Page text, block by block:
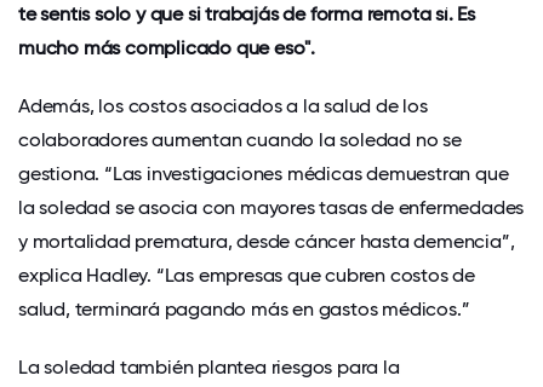
te sentís solo y que si trabajás de forma remota sí. Es
mucho más complicado que eso".
Además, los costos asociados a la salud de los
colaboradores aumentan cuando la soledad no se
gestiona. “Las investigaciones médicas demuestran que
la soledad se asocia con mayores tasas de enfermedades
y mortalidad prematura, desde cáncer hasta demencia”,
explica Hadley. “Las empresas que cubren costos de
salud, terminará pagando más en gastos médicos.”
La soledad también plantea riesgos para la